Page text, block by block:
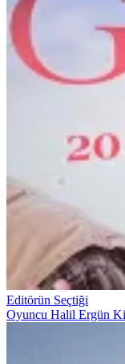
Editörün Seçtiği
Oyuncu Halil Ergün